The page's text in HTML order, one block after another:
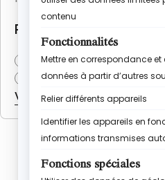
RECETTE PANCAKES À LA
22 min
6 pancakes
VOIR LA RECETTE